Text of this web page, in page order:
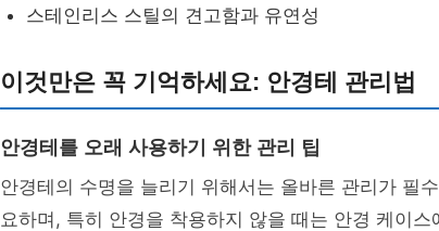
스테인리스 스틸의 견고함과 유연성
이것만은 꼭 기억하세요: 안경테 관리법
안경테를 오래 사용하기 위한 관리 팁
안경테의 수명을 늘리기 위해서는 올바른 관리가 필
요하며, 특히 안경을 착용하지 않을 때는 안경 케이